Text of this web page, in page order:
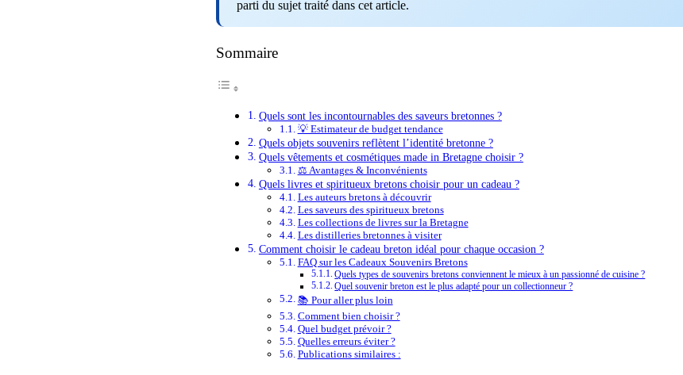
parti du sujet traité dans cet article.
Sommaire
Quels sont les incontournables des saveurs bretonnes ?
💡 Estimateur de budget tendance
Quels objets souvenirs reflètent l’identité bretonne ?
Quels vêtements et cosmétiques made in Bretagne choisir ?
⚖️ Avantages & Inconvénients
Quels livres et spiritueux bretons choisir pour un cadeau ?
Les auteurs bretons à découvrir
Les saveurs des spiritueux bretons
Les collections de livres sur la Bretagne
Les distilleries bretonnes à visiter
Comment choisir le cadeau breton idéal pour chaque occasion ?
FAQ sur les Cadeaux Souvenirs Bretons
Quels types de souvenirs bretons conviennent le mieux à un passionné de cuisine ?
Quel souvenir breton est le plus adapté pour un collectionneur ?
📚 Pour aller plus loin
Comment bien choisir ?
Quel budget prévoir ?
Quelles erreurs éviter ?
Publications similaires :